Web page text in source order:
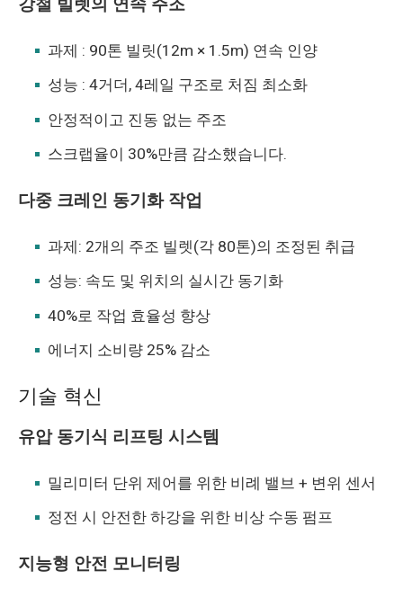
과제 : 90톤 빌릿(12m × 1.5m) 연속 인양
성능 : 4거더, 4레일 구조로 처짐 최소화
안정적이고 진동 없는 주조
스크랩율이 30%만큼 감소했습니다.
다중 크레인 동기화 작업
과제: 2개의 주조 빌렛(각 80톤)의 조정된 취급
성능: 속도 및 위치의 실시간 동기화
40%로 작업 효율성 향상
에너지 소비량 25% 감소
기술 혁신
유압 동기식 리프팅 시스템
밀리미터 단위 제어를 위한 비례 밸브 + 변위 센서
정전 시 안전한 하강을 위한 비상 수동 펌프
지능형 안전 모니터링